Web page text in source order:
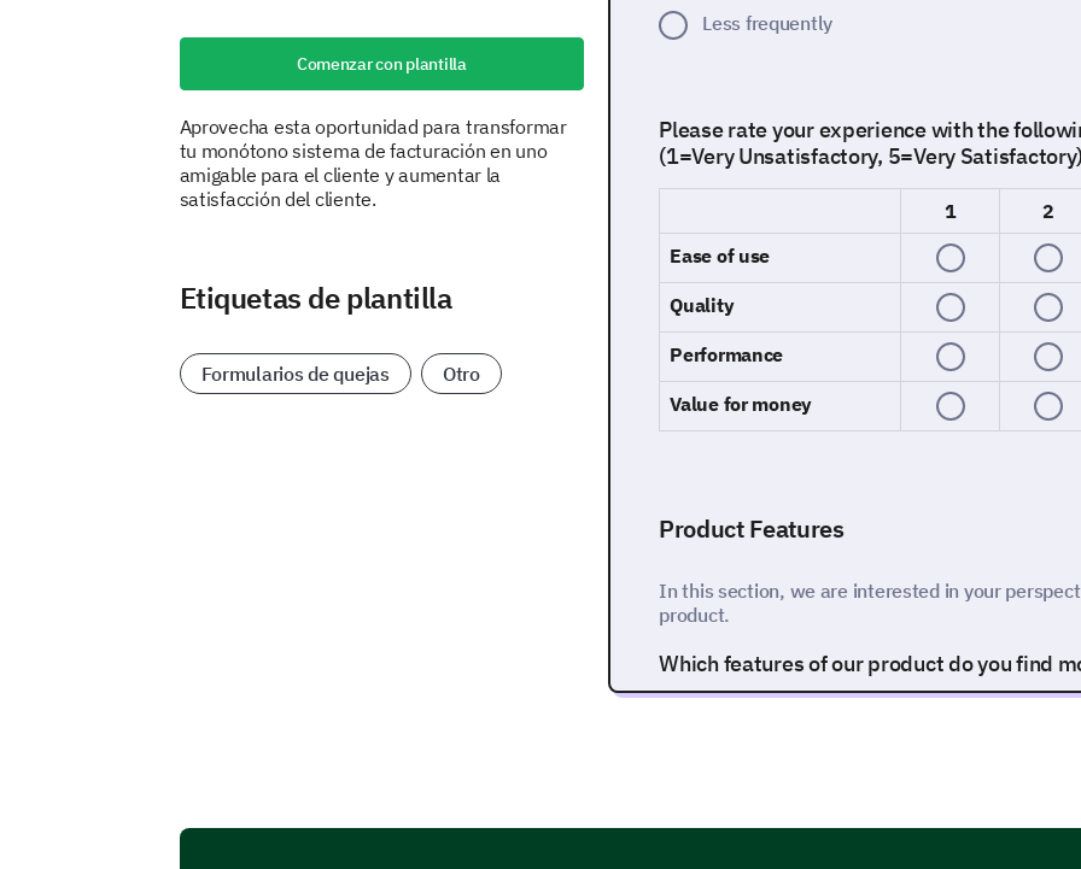
Comenzar con plantilla
Aprovecha esta oportunidad para transformar
tu monótono sistema de facturación en uno
amigable para el cliente y aumentar la
satisfacción del cliente.
Etiquetas de plantilla
Formularios de quejas Otro
Less frequently
Please rate your experience with the
(1=Very Unsatisfactory, 5=Very Satisfactory)
1 2
Ease of use
Quality
Performance
Value for money
Product Features
In this section, we are interested in your
product.
Which features of our product do you find